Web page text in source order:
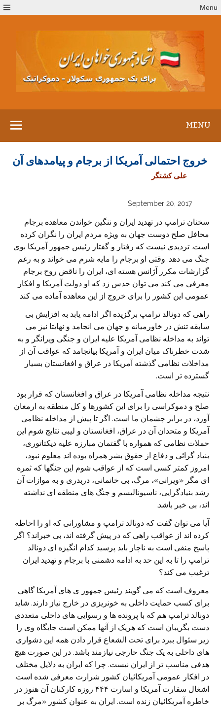
to
Menu
MENU
خروج احتمالی آمریکا از برجام و پیامدهای آن
علی کشتگر
September 20, 2017
سخنان ترامپ در تهدید ایران و ننگین خواندن معاهده برجام
محافل صلح دوست جهان به ویژه مردم ایران را نگران کرده
است. تردیدی نیست که رفتار و گفتار رئیس جمهور آمریکا بوی
جنگ می دهد. وقتی او برجام را مایه شرم می خواند و به رغم
گزارشات مکرر آژانس هسته ای، ایران را ناقض روح برجام
معرفی می کند می توان حدس زد که او دولت آمریکا و افکار
عمومی این کشور را برای خروج از این معاهده آماده می کند.
راهی که دونالد ترامپ برگزیده اگر ادامه یابد به افزایش بی
سابقه تنش در خاورمیانه و جهان می انجامد و نهایتا نیز می
تواند به مداخله نظامی آمریکا علیه ایران و جنگی ویرانگر و به
شدت خطرناک میان ایران و آمریکا بیانجامد که عواقب آن از
مداخلات نظامی گذشته آمریکا در عراق و افغانستان بسیار
گسترده تر است.
نتیجه مداخله نظامی آمریکا در عراق و افغانستان که قرار بود
صلح و دموکراسی را برای این کشورها و کل منطقه به ارمغان
آورد، در برابر چشمان ما است. اگر تا پیش از مداخله نظامی
آمریکا و متحدان آن در عراق، افغانستان و لیبی نتایج شوم این
حملات نظامی که همواره با گفتمان مبارزه علیه دیکتاتوری،
بنیاد گرائی و دفاع از حقوق بشر همراه بوده اند معلوم نبود،
امروز کمتر کسی است که از عواقب شوم این جنگها که ثمره
ای مگر «ویرانی»، مرگ، بی خانمانی، دربدری و به موازات آن
رشد بنیادگرایی، ناسیونالیسم و جنگ های منطقه ای نداشته
اند، بی خبر باشد.
آیا می توان گفت که دونالد ترامپ و مشاورانی که او را احاطه
کرده اند از عواقب راهی که در پیش گرفته اند، بی خبراند؟ اگر
پاسخ منفی است به ناچار باید پرسید کدام انگیزه ای دونالد
ترامپ را تا به این حد به ادامه دشمنی با برجام و تهدید ایران
ترغیب می کند؟
معروف است که می گویند رئیس جمهور ی های آمریکا گاهی
برای کسب حمایت داخلی به خونریزی در خارج نیاز دارند. شاید
دونالد ترامپ هم که با پرونده ها و رسوایی های داخلی متعددی
دست بگریبان است که هریک از آنها ممکن است جایگاه وی را
زیر سئوال ببرد برای تحت الشعاع قرار دادن همه این دشواری
های داخلی به یک جنگ خارجی نیازمند باشد. در این صورت هیچ
هدفی مناسب تر از ایران نیست. چرا که ایران به دلایل مختلف
در افکار عمومی آمریکائیان کشور شرارت معرفی شده است.
اشغال سفارت آمریکا و اسارت ۴۴۴ روزه کارکنان آن هنوز در
خاطره آمریکائیان زنده است. ایران به عنوان کشور «مرگ بر